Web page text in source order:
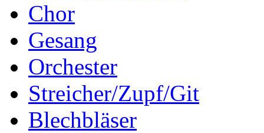
Chor
Gesang
Orchester
Streicher/Zupf/Git
Blechbläser